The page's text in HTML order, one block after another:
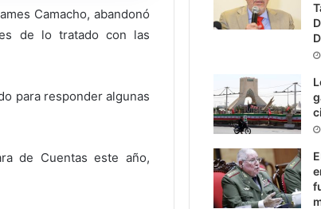
Camacho, abandonó
de lo tratado con las
para responder algunas
de Cuentas este año,